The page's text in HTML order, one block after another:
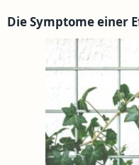
Die Symptome einer